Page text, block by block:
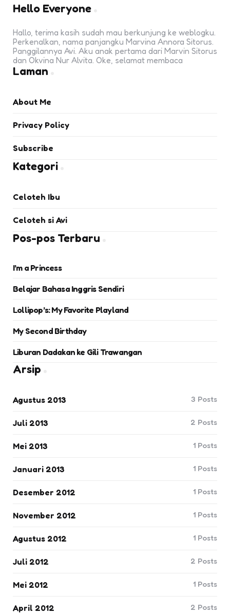
Hello Everyone
Hallo, terima kasih sudah mau berkunjung ke weblogku.
Perkenalkan, nama panjangku Marvina Annora Sitorus.
Panggilannya Avi. Aku anak pertama dari Marvin Sitorus
dan Okvina Nur Alvita. Oke, selamat membaca
Laman
About Me
Privacy Policy
Subscribe
Kategori
Celoteh Ibu
Celoteh si Avi
Pos-pos Terbaru
I’m a Princess
Belajar Bahasa Inggris Sendiri
Lollipop’s: My Favorite Playland
My Second Birthday
Liburan Dadakan ke Gili Trawangan
Arsip
Agustus 2013 3 Posts
Juli 2013 2 Posts
Mei 2013 1 Posts
Januari 2013 1 Posts
Desember 2012 1 Posts
November 2012 1 Posts
Agustus 2012 1 Posts
Juli 2012 2 Posts
Mei 2012 1 Posts
April 2012 2 Posts